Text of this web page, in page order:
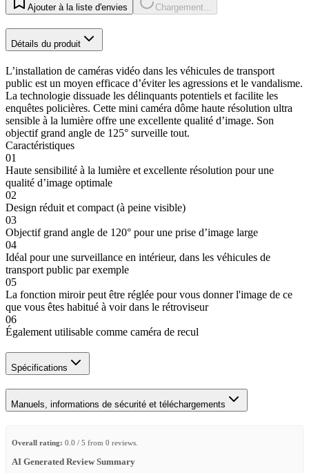
Ajouter à la liste d'envies Chargement...
Détails du produit
L’installation de caméras vidéo dans les véhicules de transport
public est un moyen efficace d’éviter les agressions et le vandalisme.
La technologie dissuade les délinquants potentiels et facilite les
enquêtes policières. Cette mini caméra dôme haute résolution ultra
sensible à la lumière offre une excellente qualité d’image. Son
objectif grand angle de 125° surveille tout.
Caractéristiques
01
Haute sensibilité à la lumière et excellente résolution pour une
qualité d’image optimale
02
Design réduit et compact (à peine visible)
03
Objectif grand angle de 120° pour une prise d’image large
04
Idéal pour une surveillance en intérieur, dans les véhicules de
transport public par exemple
05
La fonction miroir peut être réglée pour vous donner l'image de ce
que vous êtes habitué à voir dans le rétroviseur
06
Également utilisable comme caméra de recul
Spécifications
Manuels, informations de sécurité et téléchargements
Overall rating: 0.0 / 5 from 0 reviews.
AI Generated Review Summary